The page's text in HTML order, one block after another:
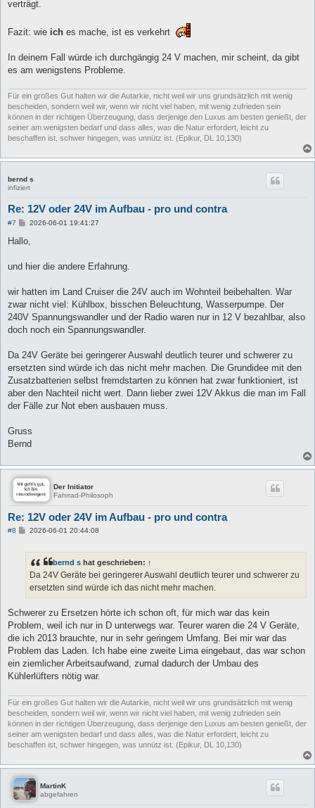
verträgt.
Fazit: wie ich es mache, ist es verkehrt
In deinem Fall würde ich durchgängig 24 V machen, mir scheint, da gibt
es am wenigstens Probleme.
Für ein großes Gut halten wir die Autarkie, nicht weil wir uns grundsätzlich mit wenig
bescheiden, sondern weil wir, wenn wir nicht viel haben, mit wenig zufrieden sein
können in der richtigen Überzeugung, dass derjenige den Luxus am besten genießt, der
seiner am wenigsten bedarf und dass alles, was die Natur erfordert, leicht zu
beschaffen ist, schwer hingegen, was unnütz ist. (Epikur, DL 10,130)
bernd s
infiziert
Re: 12V oder 24V im Aufbau - pro und contra
#7
B
i
a
2026-06-01 19:41:27
Hallo,
und hier die andere Erfahrung.
wir hatten im Land Cruiser die 24V auch im Wohnteil beibehalten. War
zwar nicht viel: Kühlbox, bisschen Beleuchtung, Wasserpumpe. Der
240V Spannungswandler und der Radio waren nur in 12 V bezahlbar, also
doch noch ein Spannungswandler.
Da 24V Geräte bei geringerer Auswahl deutlich teurer und schwerer zu
ersetzten sind würde ich das nicht mehr machen. Die Grundidee mit den
Zusatzbatterien selbst fremdstarten zu können hat zwar funktioniert, ist
aber den Nachteil nicht wert. Dann lieber zwei 12V Akkus die man im Fall
der Fälle zur Not eben ausbauen muss.
Gruss
Bernd
Der Initiator
Fahrrad-Philosoph
Re: 12V oder 24V im Aufbau - pro und contra
#8
B
a
2026-06-01 20:44:08
bernd s hat geschrieben: ↑
Da 24V Geräte bei geringerer Auswahl deutlich teurer und schwerer zu
ersetzten sind würde ich das nicht mehr machen.
Schwerer zu Ersetzen hörte ich schon oft, für mich war das kein
Problem, weil ich nur in D unterwegs war. Teurer waren die 24 V Geräte,
die ich 2013 brauchte, nur in sehr geringem Umfang. Bei mir war das
Problem das Laden. Ich habe eine zweite Lima eingebaut, das war schon
ein ziemlicher Arbeitsaufwand, zumal dadurch der Umbau des
Kühlerlüfters nötig war.
Für ein großes Gut halten wir die Autarkie, nicht weil wir uns grundsätzlich mit wenig
bescheiden, sondern weil wir, wenn wir nicht viel haben, mit wenig zufrieden sein
können in der richtigen Überzeugung, dass derjenige den Luxus am besten genießt, der
seiner am wenigsten bedarf und dass alles, was die Natur erfordert, leicht zu
beschaffen ist, schwer hingegen, was unnütz ist. (Epikur, DL 10,130)
MartinK
abgefahren